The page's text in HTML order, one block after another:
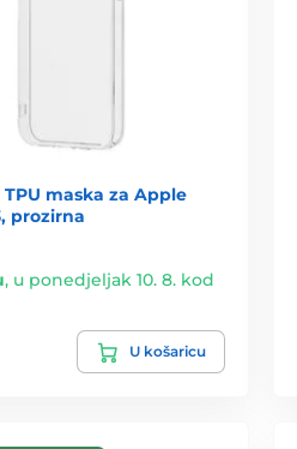
TPU maska za Apple
prozirna
, u ponedjeljak 10. 8. kod
U košaricu